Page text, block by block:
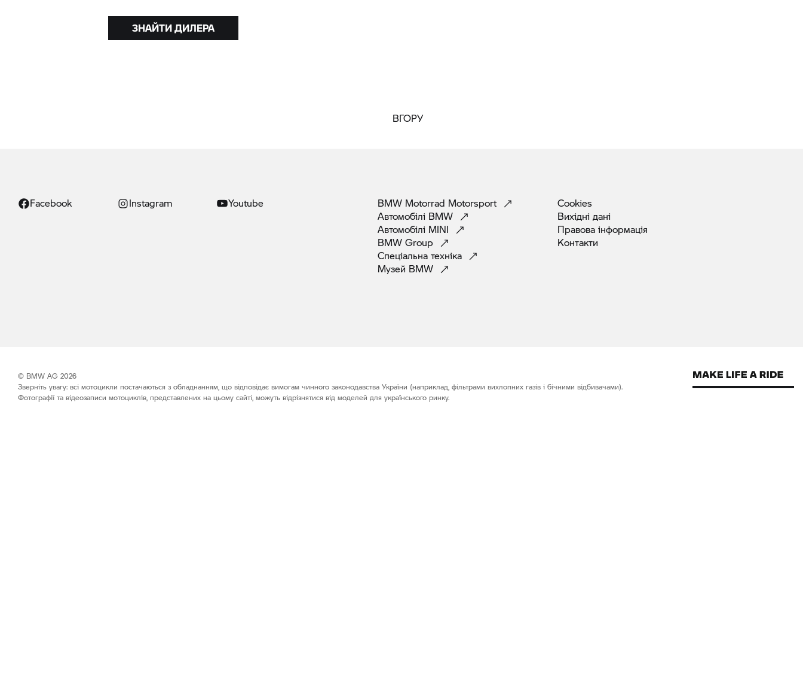
ЗНАЙТИ ДИЛЕРА
ВГОРУ
Facebook Instagram Youtube BMW Motorrad Motorsport
Автомобілі BMW
Автомобілі MINI
BMW Group
Спеціальна техніка
Музей BMW
Cookies
Вихідні дані
Правова інформація
Контакти
© BMW AG 2026
Зверніть увагу: всі мотоцикли постачаються з обладнанням, що відповідає вимогам чинного законодавства України (наприклад, фільтрами вихлопних газів і бічними відбивачами).
Фотографії та відеозаписи мотоциклів, представлених на цьому сайті, можуть відрізнятися від моделей для українського ринку.